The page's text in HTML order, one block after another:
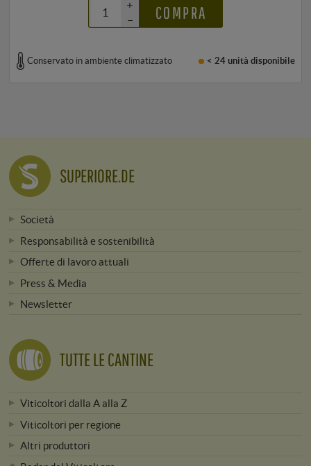
+
–
COMPRA
Conservato in ambiente climatizzato < 24 unità disponibile
SUPERIORE.DE
Società
Responsabilità e sostenibilità
Offerte di lavoro attuali
Press & Media
Newsletter
TUTTE LE CANTINE
Viticoltori dalla A alla Z
Viticoltori per regione
Altri produttori